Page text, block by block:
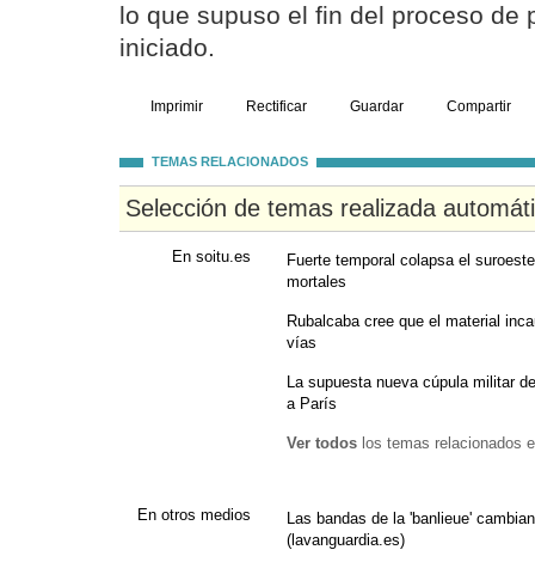
lo que supuso el fin del proceso de
iniciado.
Imprimir Rectificar Guardar Compartir
TEMAS RELACIONADOS
Selección de temas realizada
En soitu.es
Fuerte temporal colapsa el
mortales
Rubalcaba cree que el material
vías
La supuesta nueva cúpula militar
a París
Ver todos los temas relacionados
En otros medios
Las bandas de la 'banlieue'
(lavanguardia.es)